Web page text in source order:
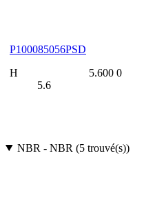
P100085056PSD
H
5.6
5.600 0
NBR - NBR (5 trouvé(s))